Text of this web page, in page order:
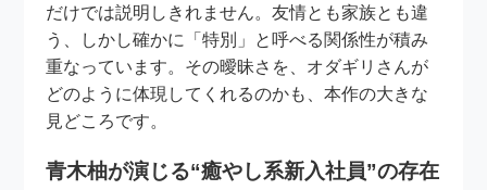
だけでは説明しきれません。友情とも家族とも違
う、しかし確かに「特別」と呼べる関係性が積み
重なっています。その曖昧さを、オダギリさんが
どのように体現してくれるのかも、本作の大きな
見どころです。
青木柚が演じる“癒やし系新入社員”の存在